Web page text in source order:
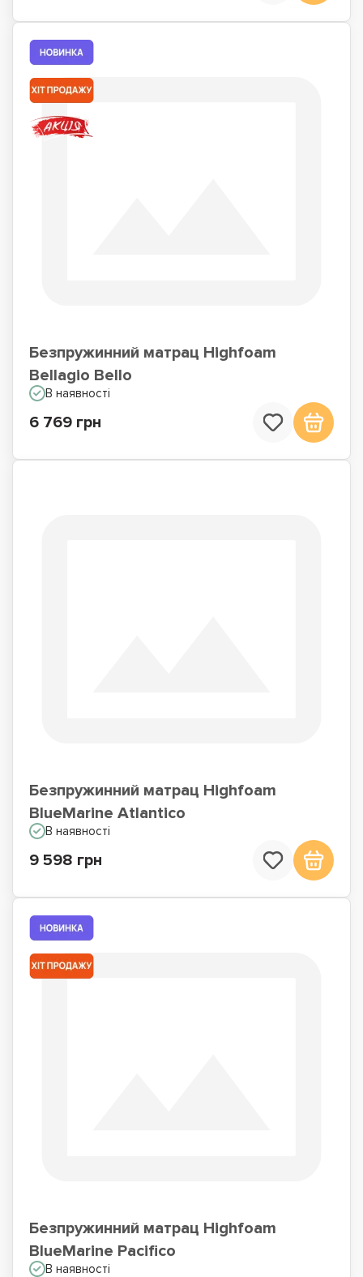
Безпружинний матрац Highfoam
Bellagio Bello
В наявності
6 769 грн
Безпружинний матрац Highfoam
BlueMarine Atlantico
В наявності
9 598 грн
Безпружинний матрац Highfoam
BlueMarine Pacifico
В наявності